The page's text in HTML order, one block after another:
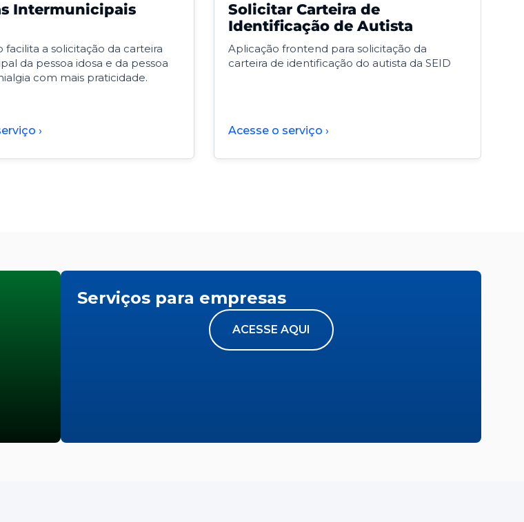
Intermunicipais
facilita a solicitação da carteira
da pessoa idosa e da pessoa
com mais praticidade.
›
Solicitar Carteira de
Identificação de Autista
Aplicação frontend para solicitação da
carteira de identificação do autista da SEID
Acesse o serviço ›
Serviços para empresas
ACESSE AQUI